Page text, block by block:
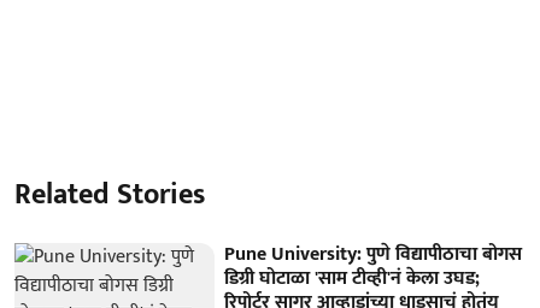
Related Stories
Pune University: पुणे विद्यापीठाचा बोगस
डिग्री घोटाळा 'साम टीव्ही'नं केला उघड;